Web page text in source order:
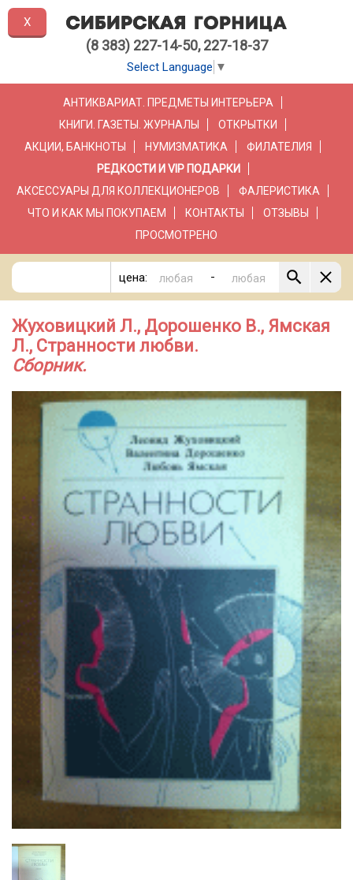
(8 383) 227-14-50, 227-18-37
Select Language ▼
АНТИКВАРИАТ. ПРЕДМЕТЫ ИНТЕРЬЕРА
КНИГИ. ГАЗЕТЫ. ЖУРНАЛЫ
ОТКРЫТКИ
АКЦИИ, БАНКНОТЫ
НУМИЗМАТИКА
ФИЛАТЕЛИЯ
РЕДКОСТИ И VIP ПОДАРКИ
АКСЕССУАРЫ ДЛЯ КОЛЛЕКЦИОНЕРОВ
ФАЛЕРИСТИКА
ЧТО И КАК МЫ ПОКУПАЕМ
КОНТАКТЫ
ОТЗЫВЫ
ПРОСМОТРЕНО
цена: -
Жуховицкий Л., Дорошенко В., Ямская
Л., Странности любви.
Сборник.
X